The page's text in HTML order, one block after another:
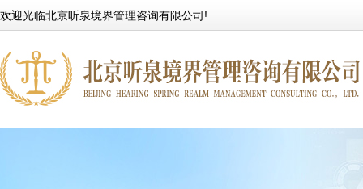
欢迎光临北京听泉境界管理咨询有限公司!